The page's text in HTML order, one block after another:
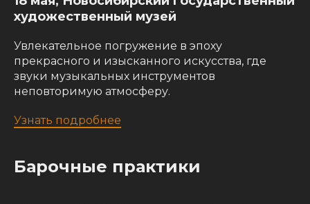
художественный музей
Увлекательное погружение в эпоху
прекрасного и изысканного искусства, где
звуки музыкальных инструментов
неповторимую атмосферу.
Узнать подробнее
Барочные практики